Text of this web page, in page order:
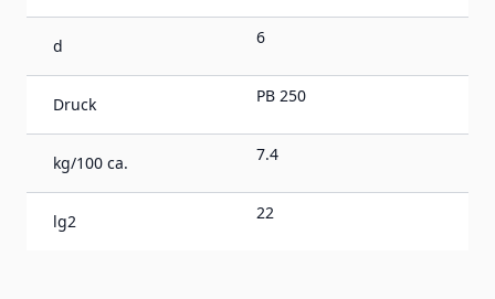
d 6
Druck PB 250
kg/100 ca. 7.4
lg2 22